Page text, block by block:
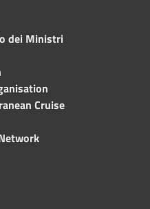
dei Ministri
Cruise